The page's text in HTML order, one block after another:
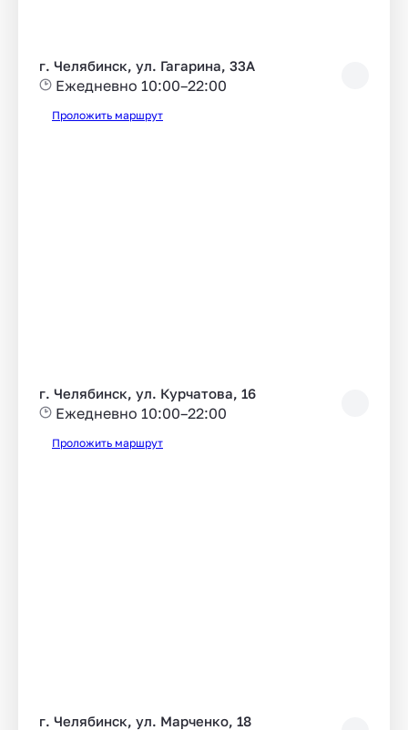
г. Челябинск, ул. Гагарина, 33А
Ежедневно 10:00–22:00
Проложить маршрут
г. Челябинск, ул. Курчатова, 16
Ежедневно 10:00–22:00
Проложить маршрут
г. Челябинск, ул. Марченко, 18